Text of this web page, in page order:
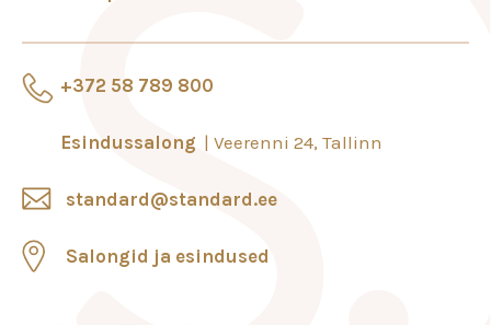
+372 58 789 800
Esindussalong Veerenni 24, Tallinn
standard@standard.ee
Salongid ja esindused